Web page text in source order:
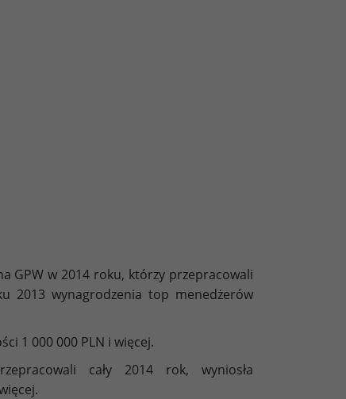
GPW w 2014 roku, którzy przepracowali
2013 wynagrodzenia top menedżerów
1 000 000 PLN i więcej.
cały 2014 rok, wyniosła